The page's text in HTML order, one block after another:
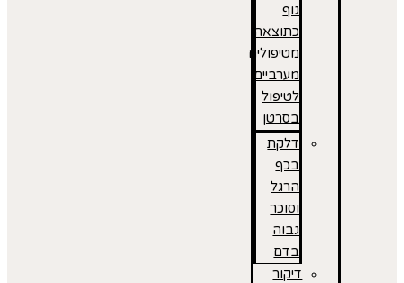
גוף
כתוצאה
מטיפולים
מערביים
לטיפול
בסרטן
דלקת
בכף
הרגל
וסוכר
גבוה
בדם
דיקור